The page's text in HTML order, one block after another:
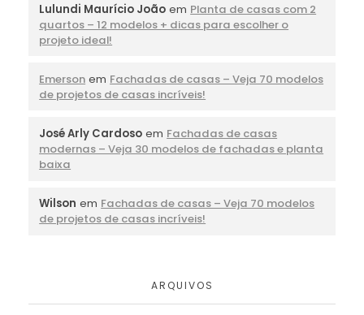
Lulundi Maurício João em Planta de casas com 2
quartos – 12 modelos + dicas para escolher o
projeto ideal!
Emerson em Fachadas de casas – Veja 70 modelos
de projetos de casas incríveis!
José Arly Cardoso em Fachadas de casas
modernas – Veja 30 modelos de fachadas e planta
baixa
Wilson em Fachadas de casas – Veja 70 modelos
de projetos de casas incríveis!
ARQUIVOS